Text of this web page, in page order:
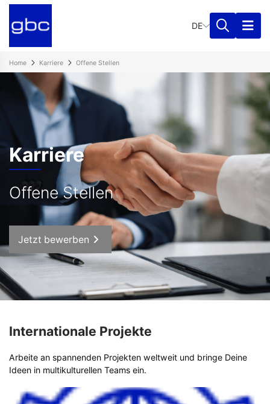
DE
Home Karriere Offene Stellen
Karriere
Offene Stellen
Jetzt bewerben
Internationale Projekte
Arbeite an spannenden Projekten weltweit und bringe Deine
Ideen in multikulturellen Teams ein.